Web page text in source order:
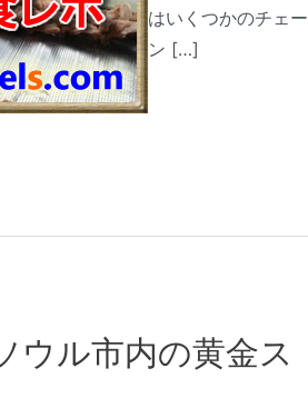
はいくつかのチェー
ン […]
ウル市内の黄金ス